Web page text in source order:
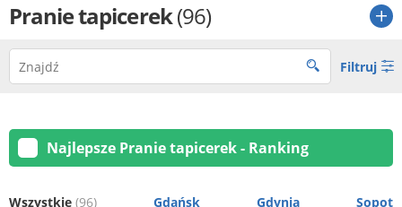
Pranie tapicerek(96)
Filtruj
Najlepsze Pranie tapicerek - Ranking
Wszystkie (96) Gdańsk Gdynia Sopot